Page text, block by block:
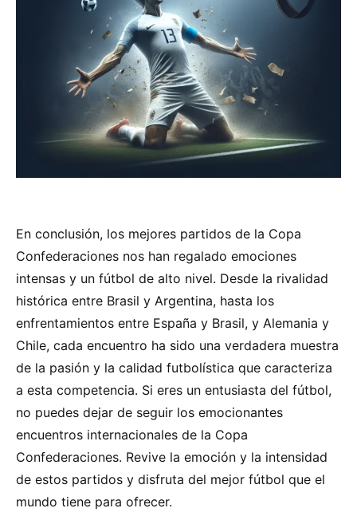
En conclusión, los mejores partidos de la Copa
Confederaciones nos han regalado emociones
intensas y un fútbol de alto nivel. Desde la rivalidad
histórica entre Brasil y Argentina, hasta los
enfrentamientos entre España y Brasil, y Alemania y
Chile, cada encuentro ha sido una verdadera muestra
de la pasión y la calidad futbolística que caracteriza
a esta competencia. Si eres un entusiasta del fútbol,
no puedes dejar de seguir los emocionantes
encuentros internacionales de la Copa
Confederaciones. Revive la emoción y la intensidad
de estos partidos y disfruta del mejor fútbol que el
mundo tiene para ofrecer.